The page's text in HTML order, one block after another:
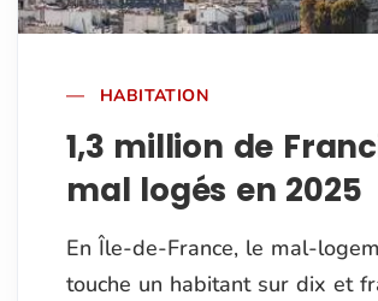
HABITATION
1,3 million de
mal logés en 2025
En Île-de-France, le mal-
touche un habitant sur dix et